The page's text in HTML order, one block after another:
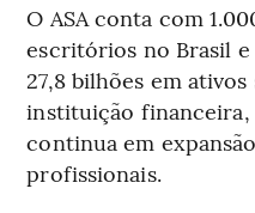
O ASA conta com
escritórios no Brasil
27,8 bilhões em ativos
instituição financeira,
continua em
profissionais.